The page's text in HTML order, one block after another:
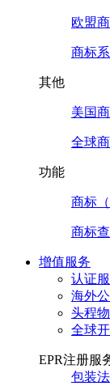
欧盟
商标
其他
美国
全球
功能
商标
商标
增值服务
认证
海外公
头程
全球
EPR注册服
包装法